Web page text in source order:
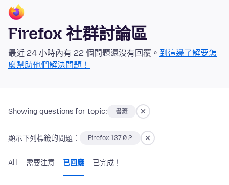
Firefox 社群討論區
最近 24 小時內有 22 個問題還沒有回覆。 到這邊了解要怎
麼幫助他們解決問題！
Showing questions for topic: 書籤
顯示下列標籤的問題： Firefox 137.0.2
All 需要注意 已回應 已完成！